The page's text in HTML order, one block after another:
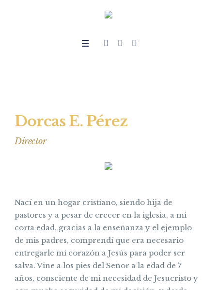
Dorcas E. Pérez
Director
Nací en un hogar cristiano, siendo hija de
pastores y a pesar de crecer en la iglesia, a mi
corta edad, gracias a la enseñanza y el ejemplo
de mis padres, comprendí que era necesario
entregarle mi corazón a Jesús para poder ser
salva. Vine a los pies del Señor a la edad de 7
años, consciente de mi necesidad de Jesucristo y